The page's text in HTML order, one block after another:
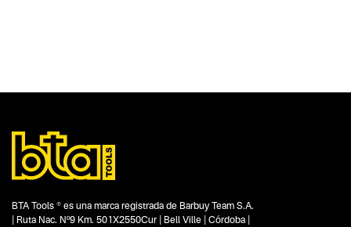
BTA Tools ® es una marca registrada de Barbuy Team S.A.
| Ruta Nac. Nº9 Km. 501X2550Cur | Bell Ville | Córdoba |